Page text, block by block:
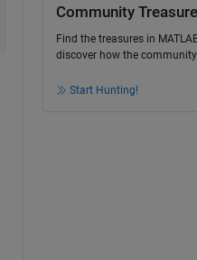
Community
Find the treasures in
discover how the
Start Hunting!